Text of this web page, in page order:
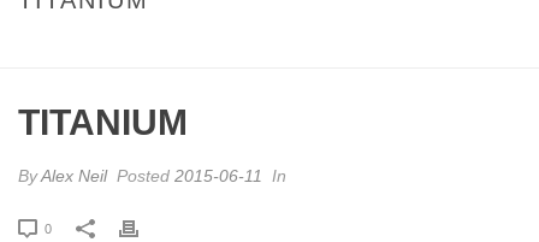
TITANIUM
ByAlex Neil Posted 2015-06-11 In
0